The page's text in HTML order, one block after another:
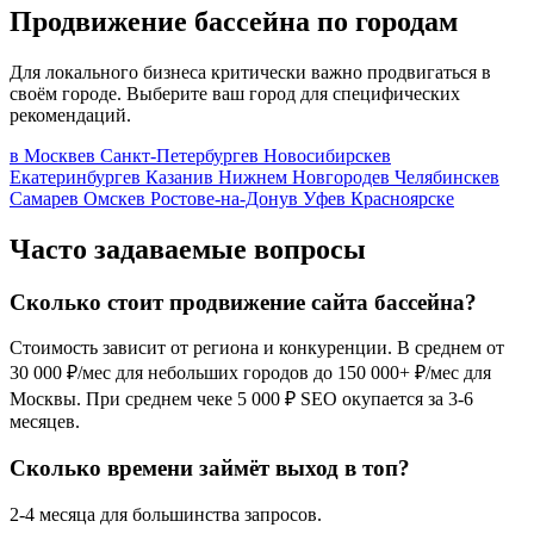
Продвижение бассейна по городам
Для локального бизнеса критически важно продвигаться в
своём городе. Выберите ваш город для специфических
рекомендаций.
в Москвев Санкт-Петербургев Новосибирскев
Екатеринбургев Казанив Нижнем Новгородев Челябинскев
Самарев Омскев Ростове-на-Донув Уфев Красноярске
Часто задаваемые вопросы
Сколько стоит продвижение сайта бассейна?
Стоимость зависит от региона и конкуренции. В среднем от
30 000 ₽/мес для небольших городов до 150 000+ ₽/мес для
Москвы. При среднем чеке 5 000 ₽ SEO окупается за 3-6
месяцев.
Сколько времени займёт выход в топ?
2-4 месяца для большинства запросов.